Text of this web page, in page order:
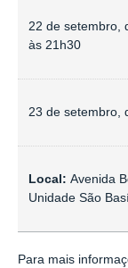
22 de setembro,
às 21h30
23 de setembro,
Local:Avenida
Unidade São
Para mais